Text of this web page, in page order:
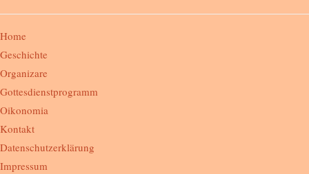
Home
Geschichte
Organizare
Gottesdienstprogramm
Oikonomia
Kontakt
Datenschutzerklärung
Impressum